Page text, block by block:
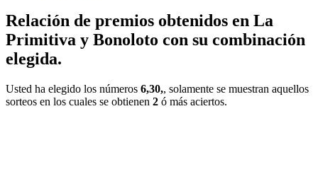
Relación de premios obtenidos en La
Primitiva y Bonoloto con su combinación
elegida.
Usted ha elegido los números 6,30,, solamente se muestran aquellos
sorteos en los cuales se obtienen 2 ó más aciertos.